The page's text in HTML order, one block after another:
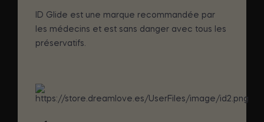
ID Glide est une marque recommandée par
les médecins et est sans danger avec tous les
préservatifs.